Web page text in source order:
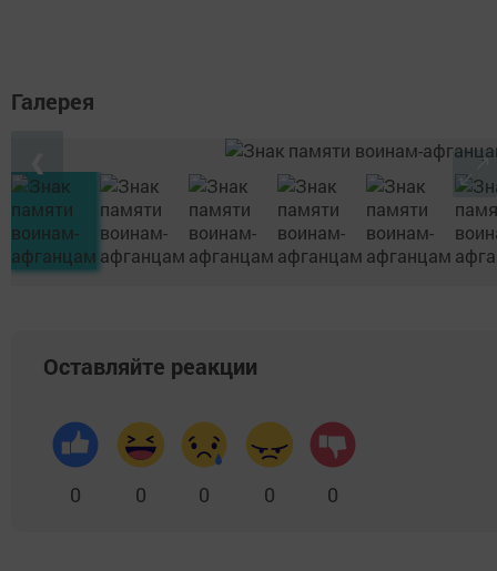
Галерея
Оставляйте реакции
0 0 0 0 0